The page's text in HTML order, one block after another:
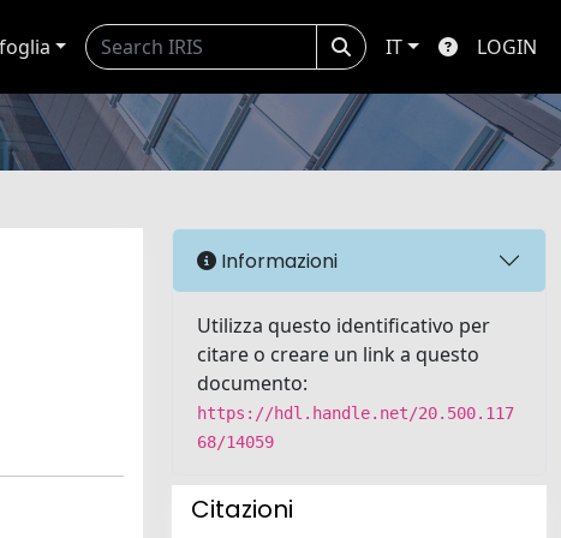
IT LOGIN
Informazioni
Utilizza questo identificativo per
citare o creare un link a questo
documento:
https://hdl.handle.net/20.500.117
68/14059
Citazioni